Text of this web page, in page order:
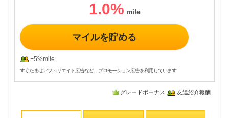
1.0%
マイルを貯める
+5%mile
すぐたまはアフィリエイト広告など、プロモーション広告を利用しています
グレードボーナス 友達紹介報酬